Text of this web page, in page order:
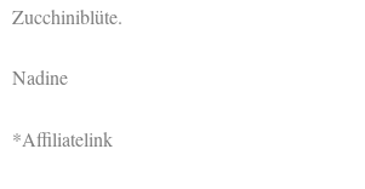
Zucchiniblüte.
Nadine
*Affiliatelink